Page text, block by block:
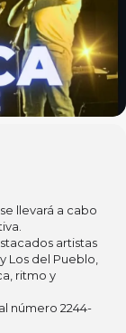
llevará a cabo
artistas
Los del Pueblo,
ritmo y
número 2244-